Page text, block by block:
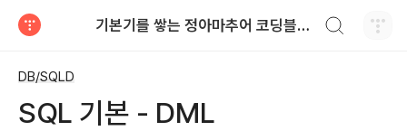
기본기를 쌓는 정아마추어 코딩블로그
DB/SQLD
SQL 기본 - DML